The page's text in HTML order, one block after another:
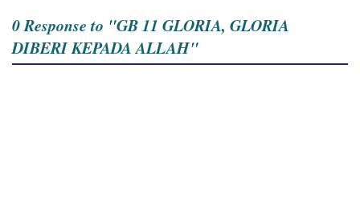
0 Response to "GB 11 GLORIA, GLORIA
DIBERI KEPADA ALLAH"